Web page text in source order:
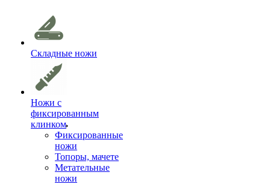
Складные ножи
Ножи с
фиксированным
клинком
Фиксированные
ножи
Топоры, мачете
Метательные
ножи